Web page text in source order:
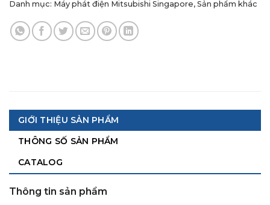
Danh mục: Máy phát điện Mitsubishi Singapore, Sản phẩm khác
GIỚI THIỆU SẢN PHẨM
THÔNG SỐ SẢN PHẨM
CATALOG
Thông tin sản phẩm